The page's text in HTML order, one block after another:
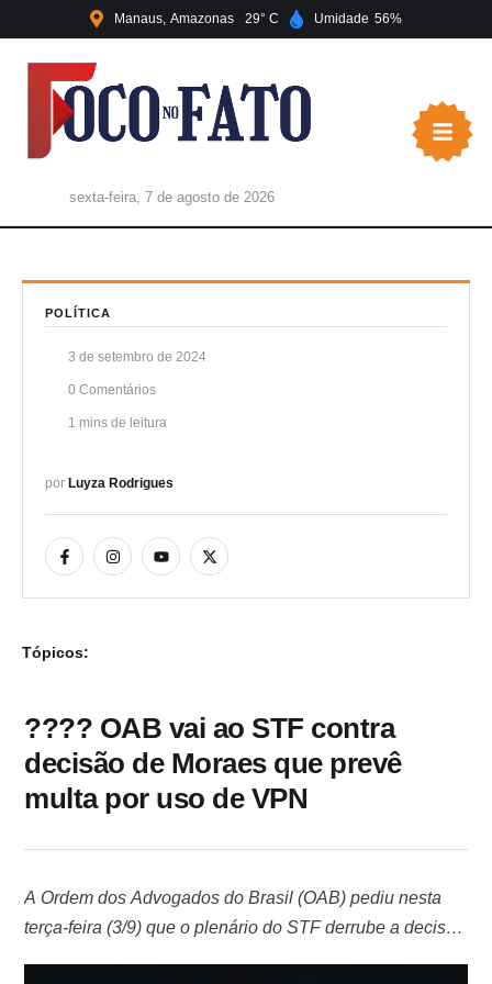
Manaus Amazonas 29 Umidade 56
sexta-feira, 7 de agosto de 2026
POLÍTICA
3 de setembro de 2024
0 Comentários
1 mins de leitura
por Luyza Rodrigues
Tópicos:
???? OAB vai ao STF contra
decisão de Moraes que prevê
multa por uso de VPN
A Ordem dos Advogados do Brasil (OAB) pediu nesta
terça-feira (3/9) que o plenário do STF derrube a decisão